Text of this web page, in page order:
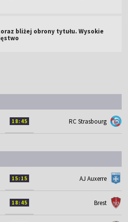
bliżej obrony tytułu. Wysokie
18:45 RC Strasbourg
15:15 AJ Auxerre
18:45 Brest